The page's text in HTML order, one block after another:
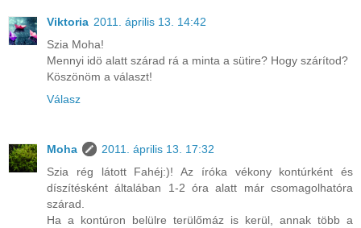
Viktoria 2011. április 13. 14:42
Szia Moha!
Mennyi idö alatt szárad rá a minta a sütire? Hogy szárítod?
Köszönöm a választ!
Válasz
Moha
2011. április 13. 17:32
Szia rég látott Fahéj:)! Az íróka vékony kontúrként és
díszítésként általában 1-2 óra alatt már csomagolhatóra
szárad.
Ha a kontúron belülre terülőmáz is kerül, annak több a